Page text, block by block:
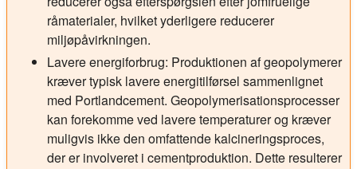
råmaterialer, hvilket yderligere reducerer
miljøpåvirkningen.
Lavere energiforbrug: Produktionen af geopolymerer
kræver typisk lavere energitilførsel sammenlignet
med Portlandcement. Geopolymerisationsprocesser
kan forekomme ved lavere temperaturer og kræver
muligvis ikke den omfattende kalcineringsproces,
der er involveret i cementproduktion. Dette resulterer